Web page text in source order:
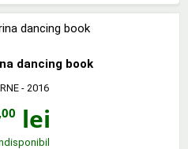
dancing book
- 2016
,00 lei